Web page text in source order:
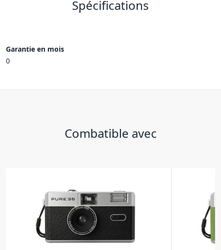
Spécifications
Garantie en mois
0
Combatible avec